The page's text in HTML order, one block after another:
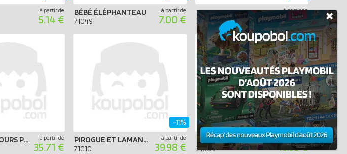
à partir de
5.14 €
BÉBÉ ÉLÉPHANTEAU
71049
à partir de
7.00 €
GIRAFE
71048
à partir de
6.99 €
QUAD DE SECOURS POUR ANIMAUX
à partir de
35.71 €
PIROGUE ET LAMANTINS
71010
à partir de
39.98 €
-11%
FORÊT TROPICALE AVEC VEILLEUSE
71009
à partir de
19.95 €
-31%